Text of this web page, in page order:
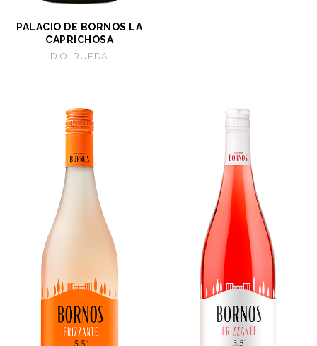
PALACIO DE BORNOS LA
CAPRICHOSA
D.O. RUEDA